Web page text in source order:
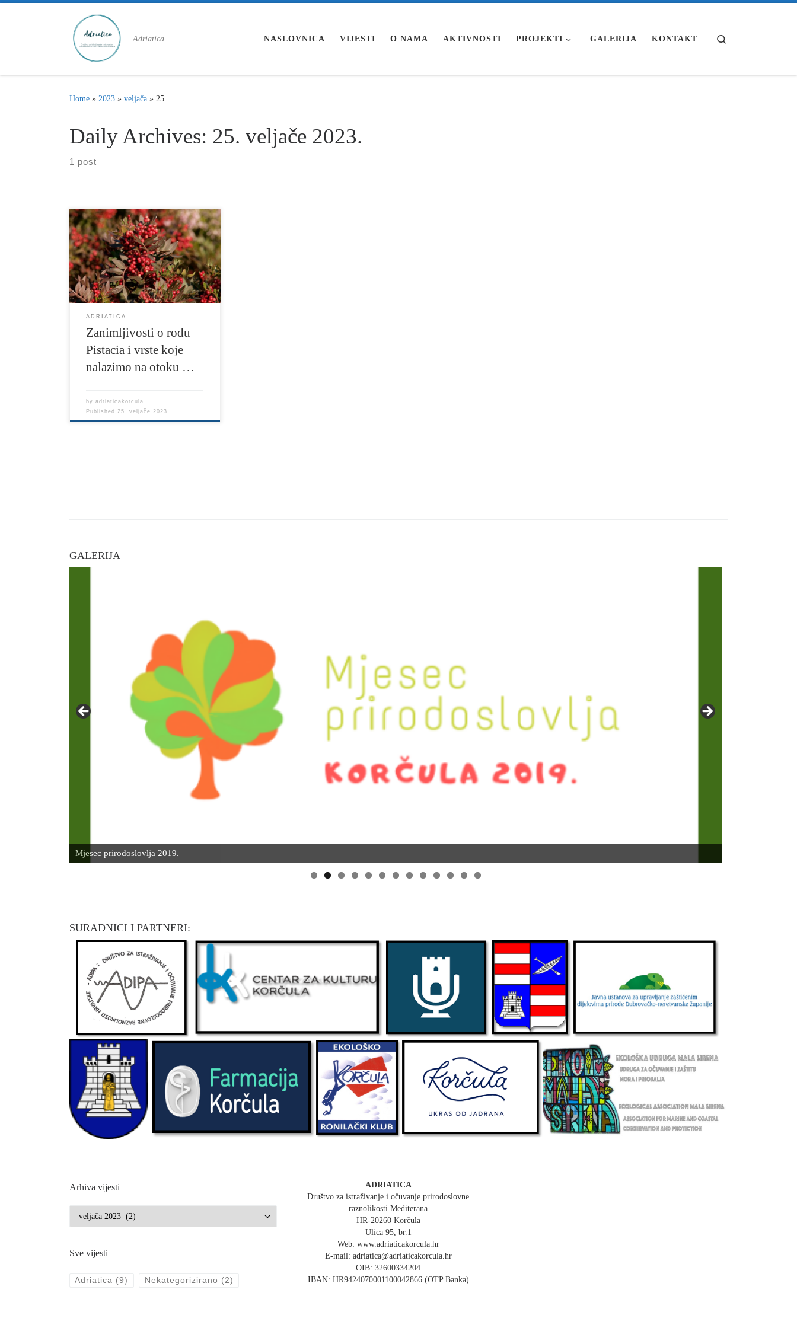
Adriatica NASLOVNICA VIJESTI O NAMA AKTIVNOSTI PROJEKTI GALERIJA KONTAKT
Home » 2023 » veljača » 25
Daily Archives: 25. veljače 2023.
1 post
Rod Pistacia svrstan je u porodicu
Anacardiace tj. vonjača ili rujeva a
cijela porodica broji samo desetak
svojti u hrvatskoj flori. Sam rod
Pistacia kod nas je zastupljen sa četiri
[…]
ADRIATICA
Zanimljivosti o rodu
Pistacia i vrste koje
nalazimo na otoku …
byadriaticakorcula
Published25. veljače 2023.
GALERIJA
Mjesec prirodoslovlja 2019.
SURADNICI I PARTNERI:
Arhiva vijesti
Sve vijesti
Adriatica (9) Nekategorizirano (2)
ADRIATICA
Društvo za istraživanje i očuvanje prirodoslovne
raznolikosti Mediterana
HR-20260 Korčula
Ulica 95, br.1
Web: www.adriaticakorcula.hr
E-mail: adriatica@adriaticakorcula.hr
OIB: 32600334204
IBAN: HR9424070001100042866 (OTP Banka)